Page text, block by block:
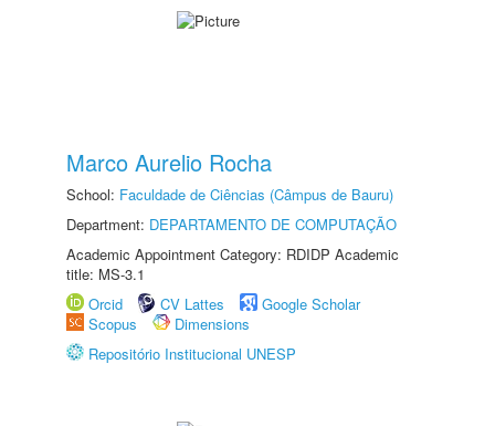
Marco Aurelio Rocha
School: Faculdade de Ciências (Câmpus de Bauru)
Department: DEPARTAMENTO DE COMPUTAÇÃO
Academic Appointment Category: RDIDP Academic
title: MS-3.1
Orcid
CV Lattes
Google Scholar
Scopus
Dimensions
Repositório Institucional UNESP